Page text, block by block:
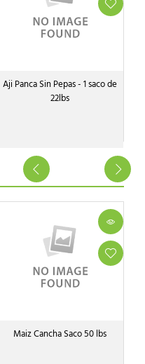
Aji Panca Sin Pepas - 1 saco de
22lbs
Maiz Cancha Saco 50 lbs